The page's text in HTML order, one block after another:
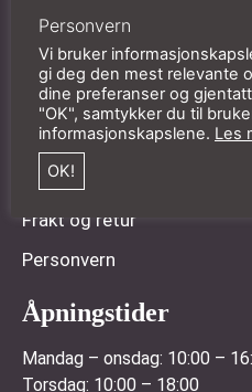
Kundeservice
Om oss
Kontakt oss
Min konto
Salgsbetingelser
Frakt og retur
Personvern
Åpningstider
Mandag – onsdag: 10:00 –
Torsdag: 10:00 – 18:00
Personvern
Vi bruker
gi deg den mest relevante
dine preferanser og
"OK", samtykker du til
informasjonskapslene. Les
OK!